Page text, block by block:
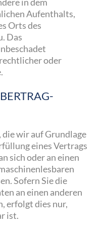
Aufenthalts,
Orts des
Das
oder
die wir auf Grundlage
eines Vertrags
sich oder an einen
Sofern Sie die
an einen anderen
erfolgt dies nur,
ist.